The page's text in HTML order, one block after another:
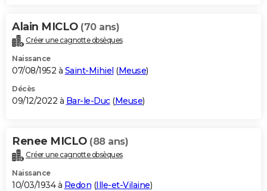
Alain MICLO (70 ans)
Créer une cagnotte obsèques
Naissance
07/08/1952 à Saint-Mihiel (Meuse)
Décès
09/12/2022 à Bar-le-Duc(Meuse)
Renee MICLO (88 ans)
Créer une cagnotte obsèques
Naissance
10/03/1934 à Redon (Ille-et-Vilaine)